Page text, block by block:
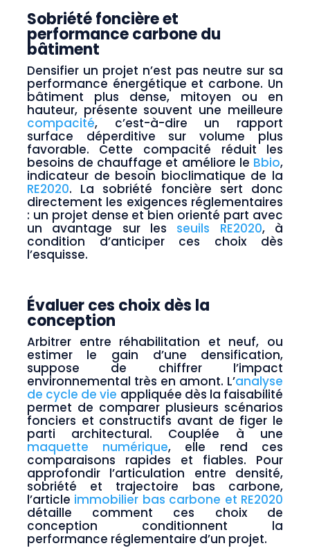
Sobriété foncière et
performance carbone du
bâtiment
Densifier un projet n’est pas neutre sur sa
performance énergétique et carbone. Un
bâtiment plus dense, mitoyen ou en
hauteur, présente souvent une meilleure
compacité, c’est-à-dire un rapport
surface déperditive sur volume plus
favorable. Cette compacité réduit les
besoins de chauffage et améliore le Bbio,
indicateur de besoin bioclimatique de la
RE2020. La sobriété foncière sert donc
directement les exigences réglementaires
: un projet dense et bien orienté part avec
un avantage sur les seuils RE2020, à
condition d’anticiper ces choix dès
l’esquisse.
Évaluer ces choix dès la
conception
Arbitrer entre réhabilitation et neuf, ou
estimer le gain d’une densification,
suppose de chiffrer l’impact
environnemental très en amont. L’analyse
de cycle de vie appliquée dès la faisabilité
permet de comparer plusieurs scénarios
fonciers et constructifs avant de figer le
parti architectural. Couplée à une
maquette numérique, elle rend ces
comparaisons rapides et fiables. Pour
approfondir l’articulation entre densité,
sobriété et trajectoire bas carbone,
l’article immobilier bas carbone et RE2020
détaille comment ces choix de
conception conditionnent la
performance réglementaire d’un projet.